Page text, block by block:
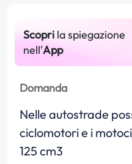
Scopri la spiegazione
nell'App
Domanda
Nelle autostrade
ciclomotori e i
125 cm3